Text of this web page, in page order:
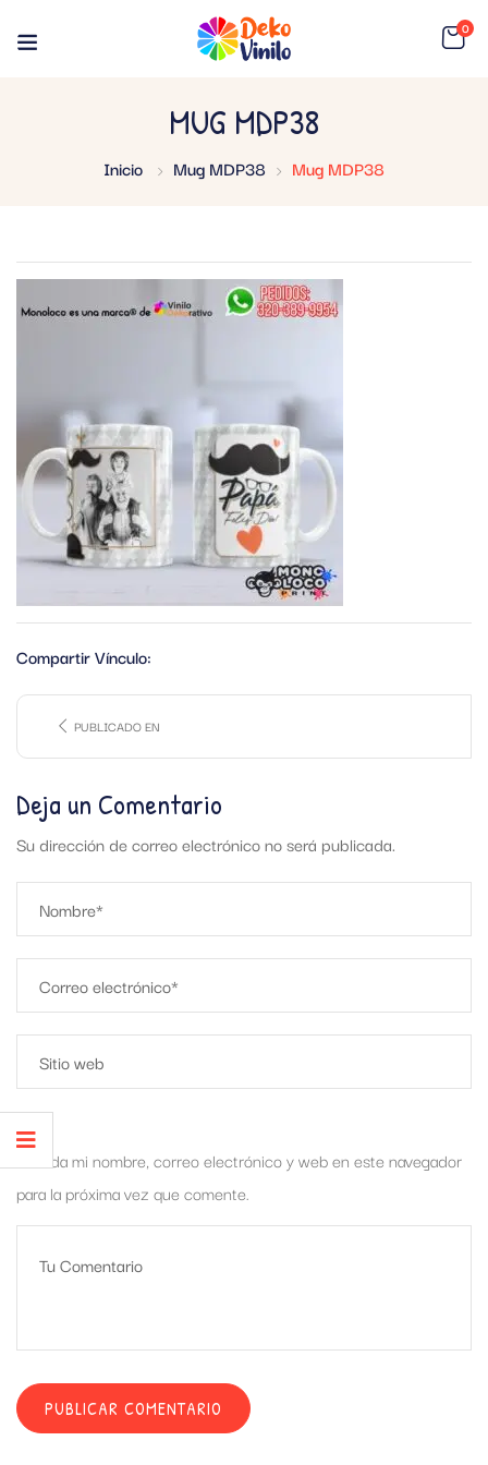
0
MUG MDP38
Inicio Mug MDP38 Mug MDP38
Compartir Vínculo:
PUBLICADO EN
Deja un Comentario
Su dirección de correo electrónico no será publicada.
Guarda mi nombre, correo electrónico y web en este navegador
para la próxima vez que comente.